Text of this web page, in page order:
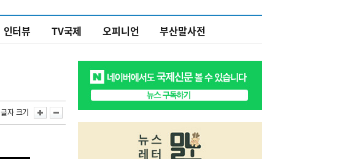
인터뷰 TV국제 오피니언 부산말사전
글자 크기